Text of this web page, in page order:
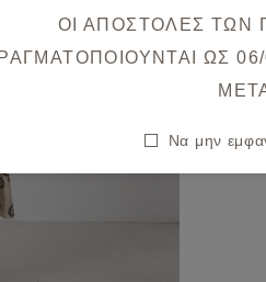
Μπορεί να σας
ΟΙ ΑΠΟΣΤΟΛΕΣ ΤΩΝ
ΩΣ 06/
Να μην